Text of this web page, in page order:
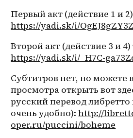
https://yadi.sk/i/
https://yadi.sk/i/_H7C-
Субтитров нет, но можете
просмотра открыть вот
русский перевод либретто
очень удобно): http://
oper.ru/puccini/boheme